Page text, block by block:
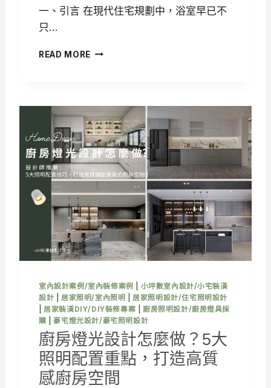
一、引言 在現代住宅規劃中，浴室早已不
只…
READ MORE 浴
計
怎
麼
做
？
5
大
照
明
配
置
重
，
打
造
舒
適
質
感
浴
室
室內設計案例/室內裝修案例
小坪數室內設計/小宅裝潢
設計
居家照明/室內照明
居家照明設計/住宅照明設計
居家裝潢DIY/DIY裝修專案
廚房照明設計/廚房燈具採
購 |豪宅燈光設計/豪宅照明設計
廚房燈光設計怎麼做？5大
照明配置重點，打造高質
感廚房空間